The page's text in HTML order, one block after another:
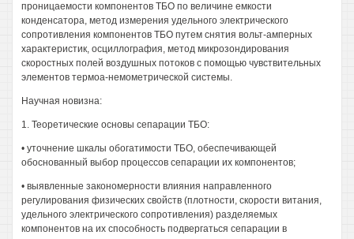
проницаемости компонентов ТБО по величине емкости
конденсатора, метод измерения удельного электрического
сопротивления компонентов ТБО путем снятия вольт-амперных
характеристик, осциллография, метод микрозондирования
скоростных полей воздушных потоков с помощью чувствительных
элементов термоа-немометрической системы.
Научная новизна:
1. Теоретические основы сепарации ТБО:
• уточнение шкалы обогатимости ТБО, обеспечивающей
обоснованный выбор процессов сепарации их компонентов;
• выявленные закономерности влияния направленного
регулирования физических свойств (плотности, скорости витания,
удельного электрического сопротивления) разделяемых
компонентов на их способность подвергаться сепарации в